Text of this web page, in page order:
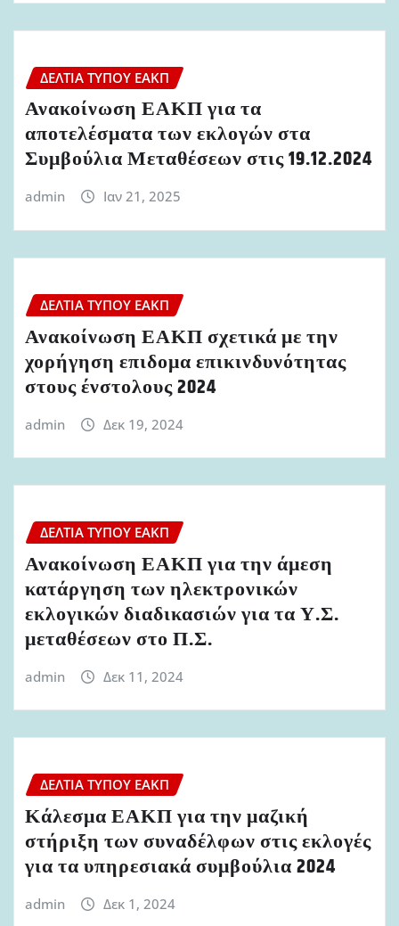
ΔΕΛΤΊΑ ΤΎΠΟΥ ΕΑΚΠ
Ανακοίνωση ΕΑΚΠ για τα
αποτελέσματα των εκλογών στα
Συμβούλια Μεταθέσεων στις 19.12.2024
admin Ιαν 21, 2025
ΔΕΛΤΊΑ ΤΎΠΟΥ ΕΑΚΠ
Ανακοίνωση ΕΑΚΠ σχετικά με την
χορήγηση επιδομα επικινδυνότητας
στους ένστολους 2024
admin Δεκ 19, 2024
ΔΕΛΤΊΑ ΤΎΠΟΥ ΕΑΚΠ
Ανακοίνωση ΕΑΚΠ για την άμεση
κατάργηση των ηλεκτρονικών
εκλογικών διαδικασιών για τα Υ.Σ.
μεταθέσεων στο Π.Σ.
admin Δεκ 11, 2024
ΔΕΛΤΊΑ ΤΎΠΟΥ ΕΑΚΠ
Κάλεσμα ΕΑΚΠ για την μαζική
στήριξη των συναδέλφων στις εκλογές
για τα υπηρεσιακά συμβούλια 2024
admin Δεκ 1, 2024